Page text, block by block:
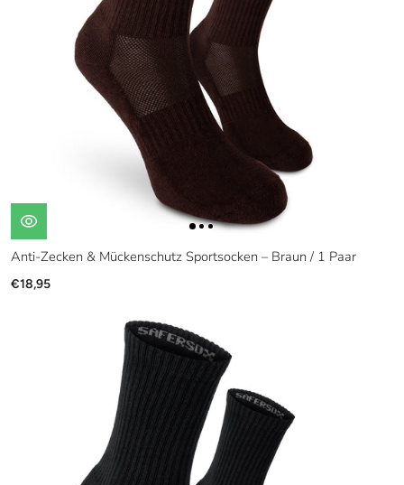
Anti-Zecken & Mückenschutz Sportsocken – Braun / 1 Paar
€18,95